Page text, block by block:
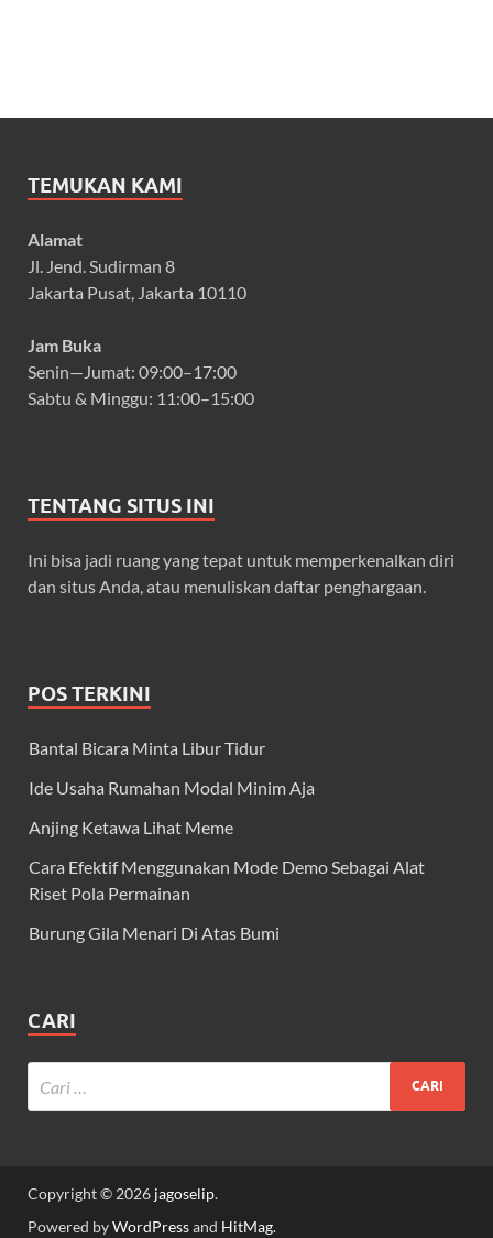
TEMUKAN KAMI
Alamat
Jl. Jend. Sudirman 8
Jakarta Pusat, Jakarta 10110
Jam Buka
Senin—Jumat: 09:00–17:00
Sabtu & Minggu: 11:00–15:00
TENTANG SITUS INI
Ini bisa jadi ruang yang tepat untuk memperkenalkan diri
dan situs Anda, atau menuliskan daftar penghargaan.
POS TERKINI
Bantal Bicara Minta Libur Tidur
Ide Usaha Rumahan Modal Minim Aja
Anjing Ketawa Lihat Meme
Cara Efektif Menggunakan Mode Demo Sebagai Alat
Riset Pola Permainan
Burung Gila Menari Di Atas Bumi
CARI
Copyright © 2026 jagoselip.
Powered byWordPressand HitMag.